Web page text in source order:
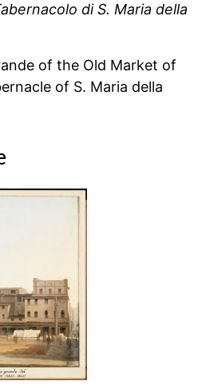
di S. Maria della
of the Old Market of
of S. Maria della